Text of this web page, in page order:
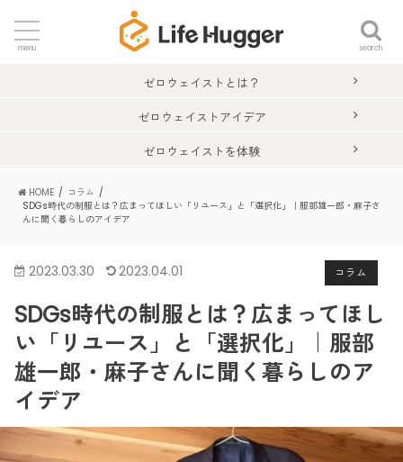
search
menu
ゼロウェイストとは？
ゼロウェイストアイデア
ゼロウェイストを体験
HOME
コラム
SDGs時代の制服とは？広まってほしい「リユース」と「選択化」｜服部雄一郎・麻子さ
んに聞く暮らしのアイデア
コラム
2023.03.30 2023.04.01
SDGs時代の制服とは？広まってほし
い「リユース」と「選択化」｜服部
雄一郎・麻子さんに聞く暮らしのア
イデア